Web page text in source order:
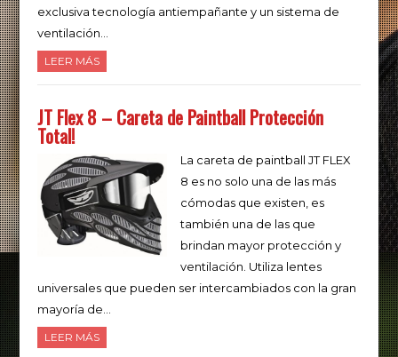
exclusiva tecnología antiempañante y un sistema de
ventilación…
LEER MÁS
JT Flex 8 – Careta de Paintball Protección
Total!
La careta de paintball JT FLEX
8 es no solo una de las más
cómodas que existen, es
también una de las que
brindan mayor protección y
ventilación. Utiliza lentes
universales que pueden ser intercambiados con la gran
mayoría de…
LEER MÁS